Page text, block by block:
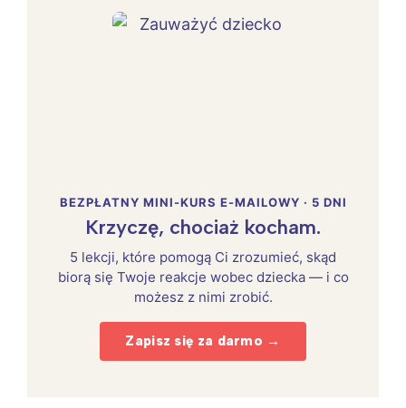
BEZPŁATNY MINI-KURS E-MAILOWY · 5 DNI
Krzyczę, chociaż kocham.
5 lekcji, które pomogą Ci zrozumieć, skąd
biorą się Twoje reakcje wobec dziecka — i co
możesz z nimi zrobić.
Zapisz się za darmo →